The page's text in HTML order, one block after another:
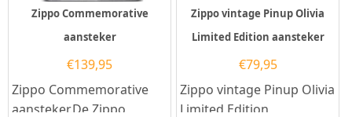
Zippo Commemorative
aansteker
€139,95
Zippo Commemorative
aansteker.De Zippo
Zippo vintage Pinup Olivia
Limited Edition aansteker
€79,95
Zippo vintage Pinup Olivia
Limited Edition